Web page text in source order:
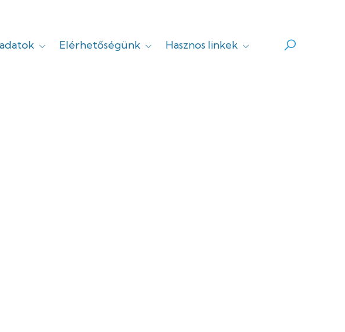
Elérhetőségünk Hasznos linkek